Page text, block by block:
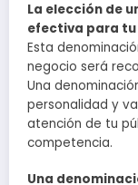
La elección de
efectiva para
Esta
negocio será
Una
personalidad y
atención de tu
competencia.
Una